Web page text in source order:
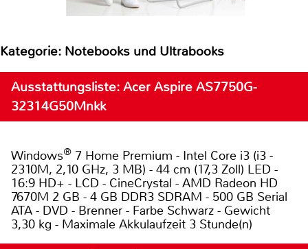
Kategorie: Notebooks und Ultrabooks
Ausstattungsliste: Acer Aspire AS7750G-
32314G50Mnkk
Windows® 7 Home Premium - Intel Core i3 (i3 -
2310M, 2,10 GHz, 3 MB) - 44 cm (17,3 Zoll) LED -
16:9 HD+ - LCD - CineCrystal - AMD Radeon HD
7670M 2 GB - 4 GB DDR3 SDRAM - 500 GB Serial
ATA - DVD - Brenner - Farbe Schwarz - Gewicht
3,30 kg - Maximale Akkulaufzeit 3 Stunde(n)